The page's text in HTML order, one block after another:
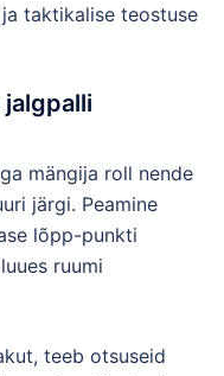
taktikalise teostuse
mängija roll nende
järgi. Peamine
lõpp-punkti
ruumi
teeb otsuseid